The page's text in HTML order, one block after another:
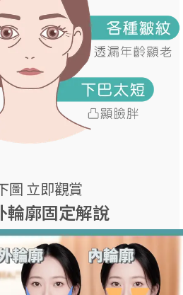
圖 立即觀賞
輪廓固定解說